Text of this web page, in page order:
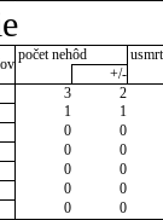
počet nehôd
+/-
3
2
1
1
0
0
0
0
0
0
0
0
0 0